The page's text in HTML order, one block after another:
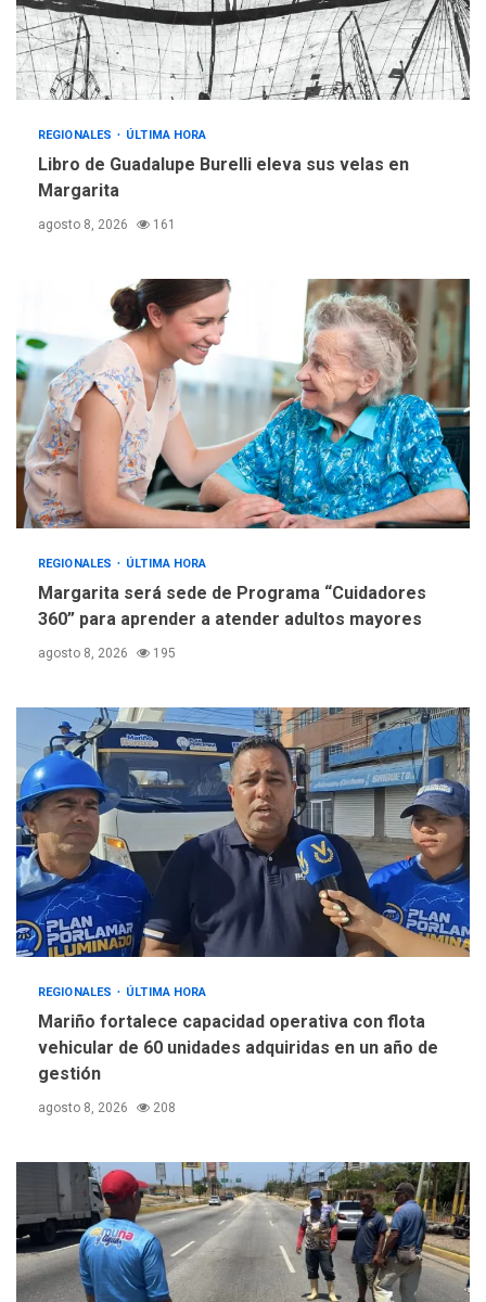
3
adquiridas en un año de
gestión
4
REGIONALES ÚLTIMA HORA
«Juan Bautista Arismendi» a
la altura de Macho Muerto
trabajan en diplomado para
creación y manejo de
estadísticas de turismo
REGIONALES ÚLTIMA HORA
Libro de Guadalupe Burelli eleva sus velas en
Margarita
agosto 8, 2026 161
REGIONALES ÚLTIMA HORA
Margarita será sede de Programa “Cuidadores
360” para aprender a atender adultos mayores
agosto 8, 2026 195
REGIONALES ÚLTIMA HORA
Mariño fortalece capacidad operativa con flota
vehicular de 60 unidades adquiridas en un año de
gestión
agosto 8, 2026 208